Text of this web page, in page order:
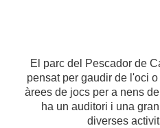
El parc del Pescador de
pensat per gaudir de l'oci
àrees de jocs per a nens
ha un auditori i una
diverses